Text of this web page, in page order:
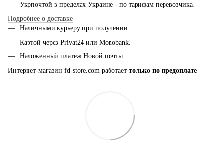
Укрпочтой в пределах Украине - по тарифам перевозчика.
Подробнее о доставке
Наличными курьеру при получении.
Картой через Privat24 или Monobank
Наложенный платеж Новой почты.
Интернет-магазин fd-store.com работает только по предоплате